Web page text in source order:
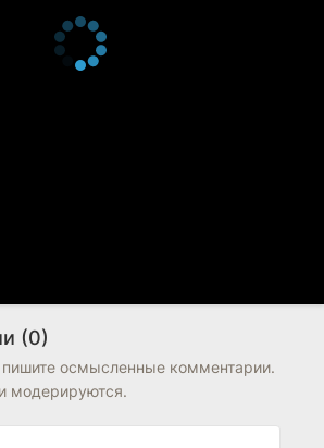
(0)
осмысленные комментарии.
модерируются.